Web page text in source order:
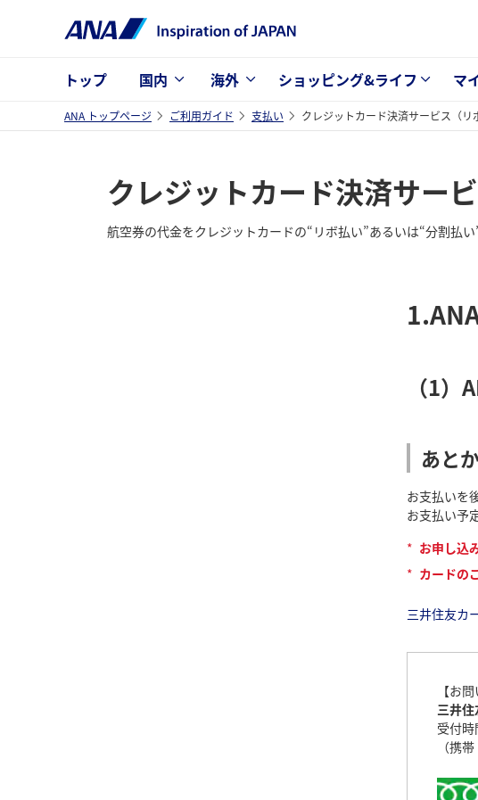
トップ 国内 海外 ショッピング&ライフ マ
ANA トップページ ご利用ガイド 支払い クレジットカード決済サービス（リ
クレジットカード決済サー
航空券の代金をクレジットカードの“リボ払い”あるいは“分割払
（1
あと
お支払いを
お支払い予
* お申し込
* カードの
三井住友カ
【お
三井
受付
（携